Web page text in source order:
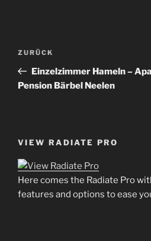
Beitrags-
Vorheriger
Beitrag
ZURÜCK
Einzelzimmer Hameln –
Pension Bärbel Neelen
VIEW RADIATE PRO
Here comes the Radiate Pro
features and options to ease